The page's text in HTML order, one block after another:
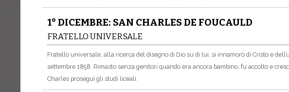
1° DICEMBRE: SAN CHARLES DE FOUCAULD
FRATELLO UNIVERSALE
Fratello universale, alla ricerca del disegno di Dio su di lui, si innamorò di Cristo e
settembre 1858. Rimasto senza genitori quando era ancora bambino, fu accolto e
Charles proseguì gli studi liceali.